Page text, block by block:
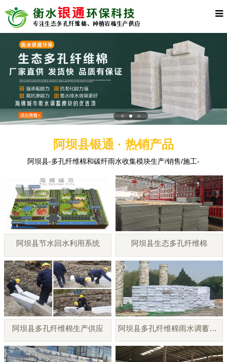
阿坝县银通 · 热销产品
阿坝县-多孔纤维棉和碳纤雨水收集模块生产/销售/施工-
阿坝县节水回水利用系统 阿坝县生态多孔纤维棉
阿坝县多孔纤维棉生产供应 阿坝县多孔纤维棉雨水调蓄模块